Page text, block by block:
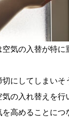
空気の入替が特に
切にしてしまいそ
気の入れ替えを行
を高めることにつ